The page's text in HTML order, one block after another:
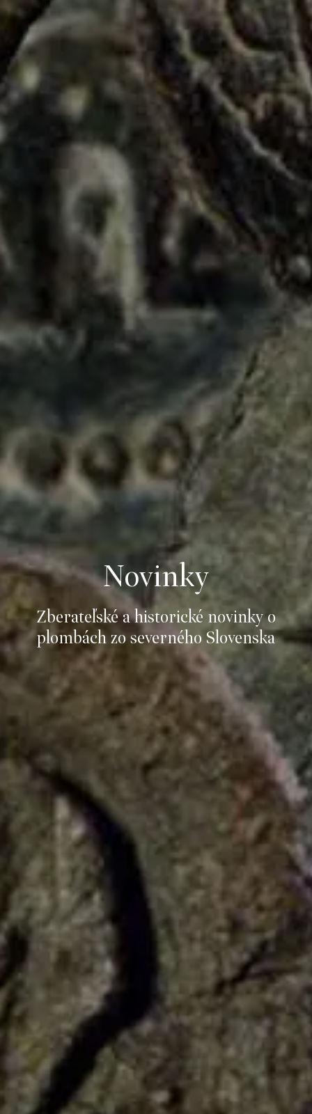
Novinky
Zberateľské a historické novinky o
plombách zo severného Slovenska